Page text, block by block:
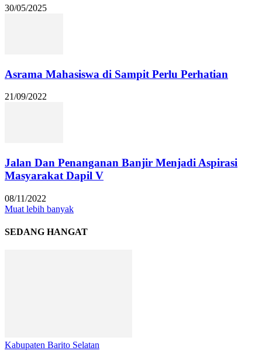
30/05/2025
Asrama Mahasiswa di Sampit Perlu Perhatian
21/09/2022
Jalan Dan Penanganan Banjir Menjadi Aspirasi
Masyarakat Dapil V
08/11/2022
Muat lebih banyak
SEDANG HANGAT
Kabupaten Barito Selatan